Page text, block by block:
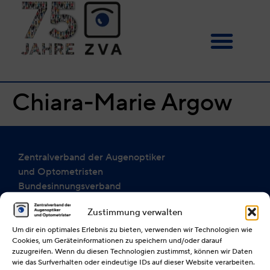
Zustimmung verwalten
Um dir ein optimales Erlebnis zu bieten, verwenden wir Technologien wie
Cookies, um Geräteinformationen zu speichern und/oder darauf
zuzugreifen. Wenn du diesen Technologien zustimmst, können wir Daten
wie das Surfverhalten oder eindeutige IDs auf dieser Website verarbeiten.
Chiara-Marie Argow
Zentralverband der Augenoptiker
und Optometristen
Bundesinnungsverband
(§ 85 der Handwerksordnung)
40210 Düsseldorf
Telefon: 0211 / 86 32 35 0